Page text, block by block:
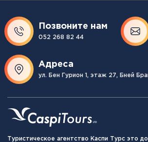
Позвоните нам
052 268 82 44
Адреса
ул. Бен Гурион 1, этаж 27, Бней
Туристическое агентство Каспи Турс это